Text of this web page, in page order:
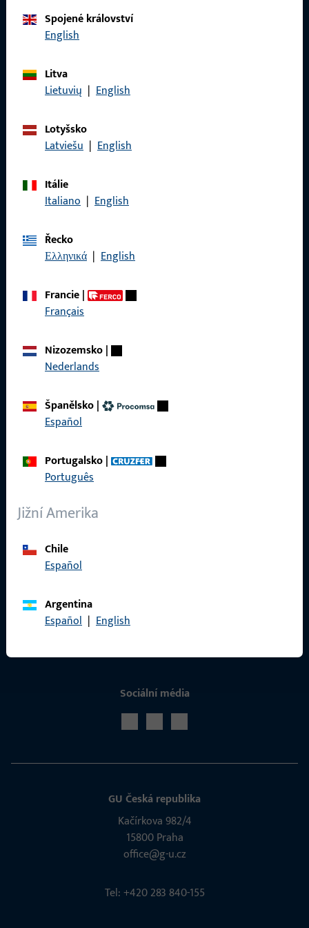
Kontaktujte nás
Spojené království
English
Litva
Lietuvių | English
Lotyšsko
Latviešu | English
Itálie
Italiano | English
Řecko
Ελληνικά | English
Francie|
Français
Nizozemsko|
Nederlands
Španělsko|
Español
Portugalsko|
Português
Jižní Amerika
Chile
Español
Argentina
Español | English
Ochrana osobních údajů
Rychlý přístup
Sociální média
GU Česká republika
Kačírkova 982/4
15800 Praha
office@g-u.cz
Tel: +420 283 840-155